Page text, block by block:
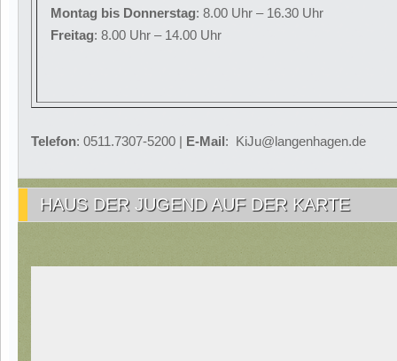
Montag bis Donnerstag: 8.00 Uhr – 16.30 Uhr
Freitag: 8.00 Uhr – 14.00 Uhr
Telefon: 0511.7307-5200 | E-Mail: KiJu@langenhagen.de
HAUS DER JUGEND AUF DER KARTE